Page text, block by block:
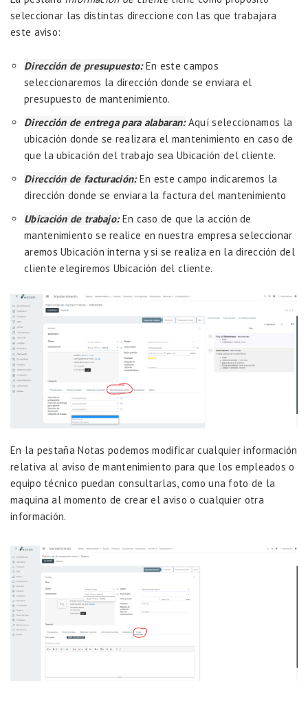
seleccionar las distintas direccione con las que trabajara
este aviso:
Dirección de presupuesto: En este campos
seleccionaremos la dirección donde se enviara el
presupuesto de mantenimiento.
Dirección de entrega para alabaran: Aquí seleccionamos la
ubicación donde se realizara el mantenimiento en caso de
que la ubicación del trabajo sea Ubicación del cliente.
Dirección de facturación:En este campo indicaremos la
dirección donde se enviara la factura del mantenimiento
Ubicación de trabajo:En caso de que la acción de
mantenimiento se realice en nuestra empresa seleccionar
aremos Ubicación interna y si se realiza en la dirección del
cliente elegiremos Ubicación del cliente.
En la pestaña Notas podemos modificar cualquier información
relativa al aviso de mantenimiento para que los empleados o
equipo técnico puedan consultarlas, como una foto de la
maquina al momento de crear el aviso o cualquier otra
información.